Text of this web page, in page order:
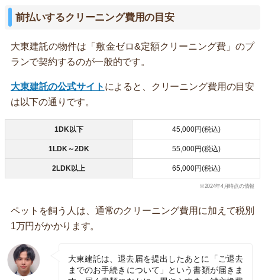
前払いするクリーニング費用の目安
大東建託の物件は「敷金ゼロ&定額クリーニング費」のプ
ランで契約するのが一般的です。
大東建託の公式サイト によると、クリーニング費用の目安
は以下の通りです。
1DK以下 45,000円(税込)
1LDK～2DK 55,000円(税込)
2LDK以上 65,000円(税込)
※2024年4月時点の情報
ペットを飼う人は、通常のクリーニング費用に加えて税別
1万円がかかります。
大東建託は、退去届を提出したあとに「ご退去
までのお手続きについて」という書類が届きま